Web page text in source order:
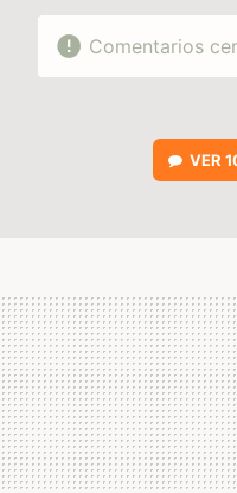
Comentarios
VER